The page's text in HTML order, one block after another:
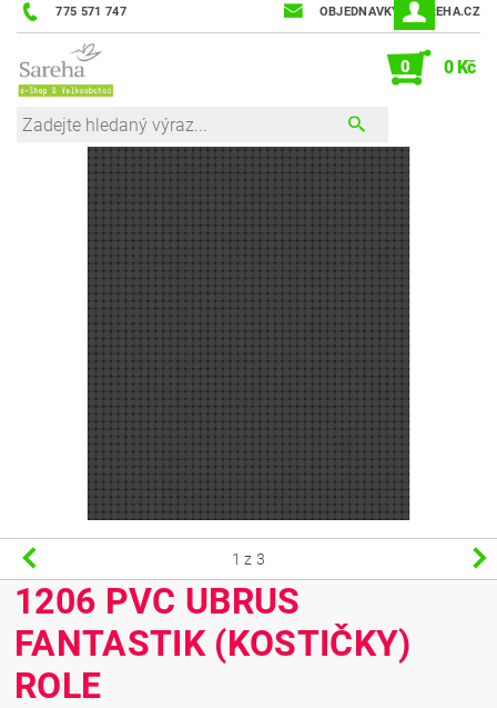
775 571 747 OBJEDNAVKY@SAREHA.CZ
0 0 Kč
1 z 3
1206 PVC UBRUS
FANTASTIK (KOSTIČKY)
ROLE